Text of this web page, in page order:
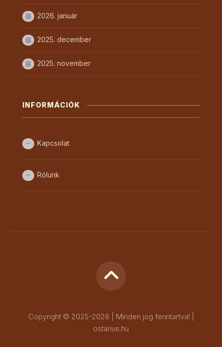
2026. január
2025. december
2025. november
INFORMÁCIÓK
Kapcsolat
Rólunk
Copyright © 2025-2026 | Minden jog fenntartva! |
ostarius.hu